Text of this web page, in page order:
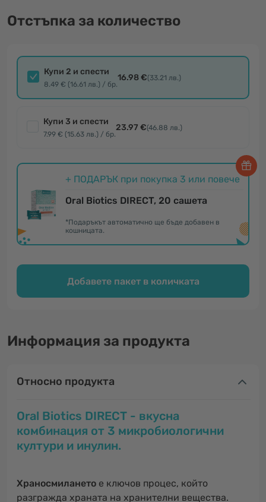
Отстъпка за количество
Купи 2 и спести
8.49 € (16.61 лв.) / бр.
16.98 €(33.21 лв.)
Купи 3 и спести
7.99 € (15.63 лв.) / бр.
23.97 €(46.88 лв.)
+ ПОДАРЪК при покупка 3 или повече
Oral Biotics DIRECT, 20 сашета
*Подаръкът автоматично ще бъде добавен в
кошницата.
Добавете пакет в количката
Информация за продукта
Относно продукта
Oral Biotics DIRECT - вкусна
комбинация от 3 микробиологични
култури и инулин.
Храносмилането е ключов процес, който
разгражда храната на хранителни вещества.